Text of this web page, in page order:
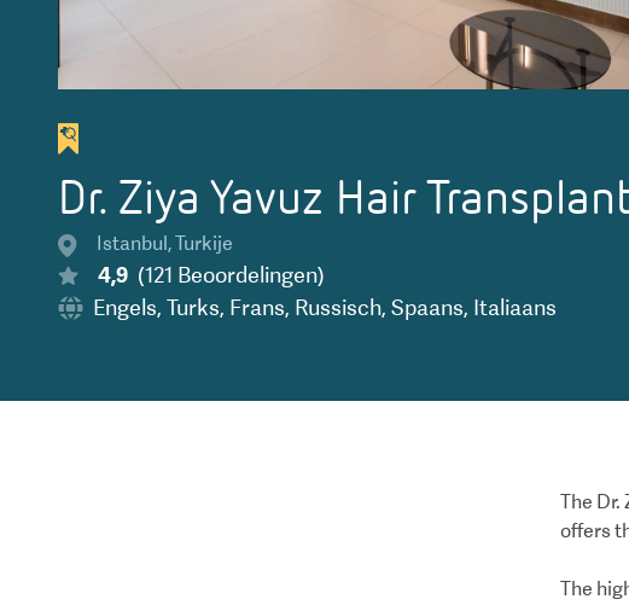
Dr. Ziya Yavuz Hair
Istanbul,Turkije
4,9 (121 Beoordelingen)
Engels, Turks, Frans, Russisch, Spaans, Italiaans
The Dr.
offers
The